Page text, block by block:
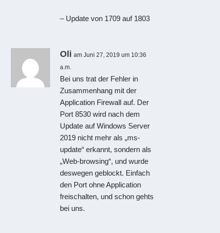
– Update von 1709 auf 1803
Oli am Juni 27, 2019 um 10:36
a.m.
Bei uns trat der Fehler in
Zusammenhang mit der
Application Firewall auf. Der
Port 8530 wird nach dem
Update auf Windows Server
2019 nicht mehr als „ms-
update“ erkannt, sondern als
„Web-browsing“, und wurde
deswegen geblockt. Einfach
den Port ohne Application
freischalten, und schon gehts
bei uns.